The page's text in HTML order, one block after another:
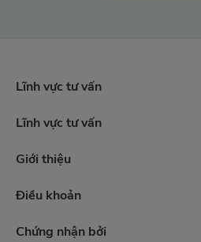
Lĩnh vực tư vấn
Lĩnh vực tư vấn
Giới thiệu
Điều khoản
Chứng nhận bởi